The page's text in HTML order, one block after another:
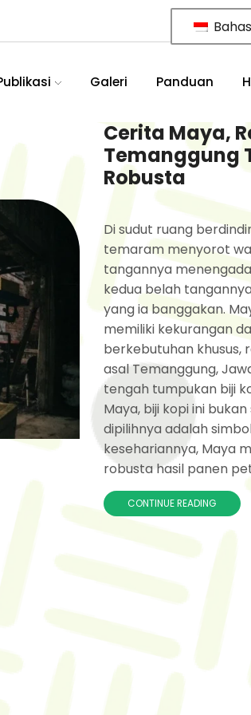
Galeri Panduan
Cerita Maya,
Temanggung
Robusta
Di sudut ruang
temaram menyorot
tangannya
kedua belah
yang ia banggakan.
memiliki kekurangan
berkebutuhan khusus,
asal Temanggung,
tengah tumpukan biji
Maya, biji kopi ini
dipilihnya adalah
kesehariannya, Maya
robusta hasil panen
CONTINUE READING